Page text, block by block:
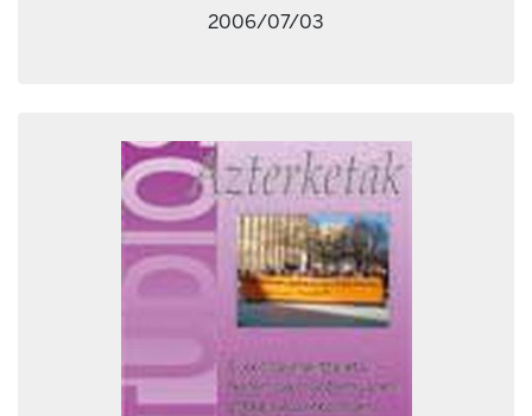
2006/07/03